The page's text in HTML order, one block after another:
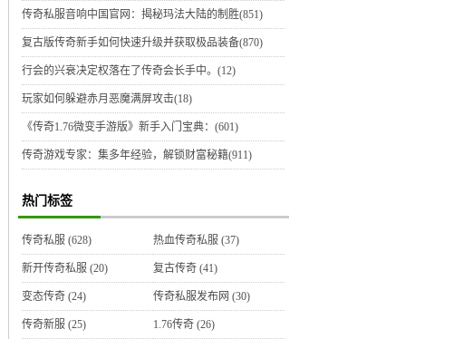
传奇私服音响中国官网：揭秘玛法大陆的制胜(851)
复古版传奇新手如何快速升级并获取极品装备(870)
行会的兴衰决定权落在了传奇会长手中。(12)
玩家如何躲避赤月恶魔满屏攻击(18)
《传奇1.76微变手游版》新手入门宝典：(601)
传奇游戏专家：集多年经验，解锁财富秘籍(911)
热门标签
传奇私服 (628) 热血传奇私服 (37)
新开传奇私服 (20) 复古传奇 (41)
变态传奇 (24) 传奇私服发布网 (30)
传奇新服 (25) 1.76传奇 (26)